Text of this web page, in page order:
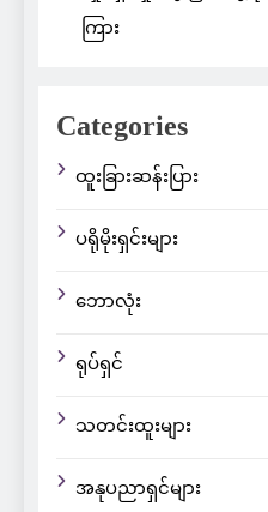
ကြား
Categories
ထူးခြားဆန်းပြား
ပရိုမိုးရှင်းများ
ဘောလုံး
ရုပ်ရှင်
သတင်းထူးများ
အနုပညာရှင်များ